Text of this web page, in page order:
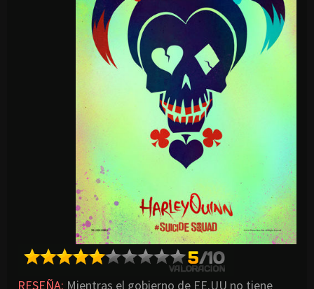
RESEÑA: Mientras el gobierno de EE.UU no tiene